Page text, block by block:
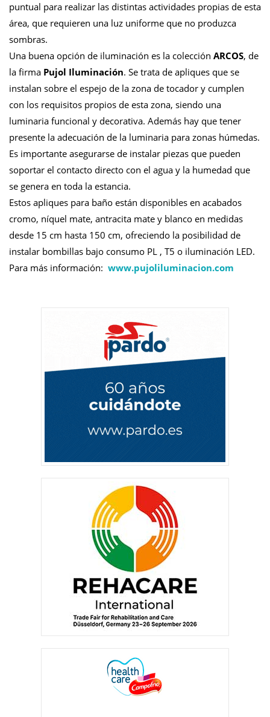
puntual para realizar las distintas actividades propias de esta
área, que requieren una luz uniforme que no produzca
sombras.
Una buena opción de iluminación es la colección ARCOS, de
la firma Pujol Iluminación. Se trata de apliques que se
instalan sobre el espejo de la zona de tocador y cumplen
con los requisitos propios de esta zona, siendo una
luminaria funcional y decorativa. Además hay que tener
presente la adecuación de la luminaria para zonas húmedas.
Es importante asegurarse de instalar piezas que pueden
soportar el contacto directo con el agua y la humedad que
se genera en toda la estancia.
Estos apliques para baño están disponibles en acabados
cromo, níquel mate, antracita mate y blanco en medidas
desde 15 cm hasta 150 cm, ofreciendo la posibilidad de
instalar bombillas bajo consumo PL , T5 o iluminación LED.
Para más información: www.pujoliluminacion.com